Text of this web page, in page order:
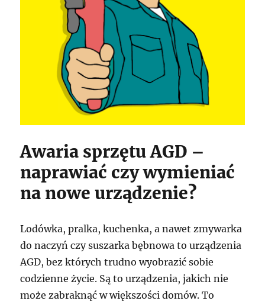
Awaria sprzętu AGD –
naprawiać czy wymieniać
na nowe urządzenie?
Lodówka, pralka, kuchenka, a nawet zmywarka
do naczyń czy suszarka bębnowa to urządzenia
AGD, bez których trudno wyobrazić sobie
codzienne życie. Są to urządzenia, jakich nie
może zabraknąć w większości domów. To